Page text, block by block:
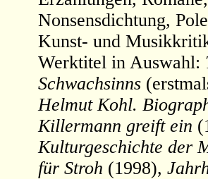
Nonsensdichtung,
Kunst- und
Werktitel in Auswahl:
Schwachsinns
Helmut Kohl.
Killermann greift ein
Kulturgeschichte der
für Stroh (1998),